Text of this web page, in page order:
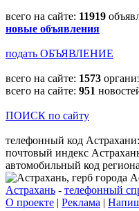
всего на сайте: 11919
новые объявления
подать ОБЪЯВЛЕНИЕ
всего на сайте: 1573
всего на сайте: 951
ПОИСК по сайту
телефонный код Астрахани:
почтовый индекс
автомобильный код
Астрахань - телефонный
О проекте | Реклама |